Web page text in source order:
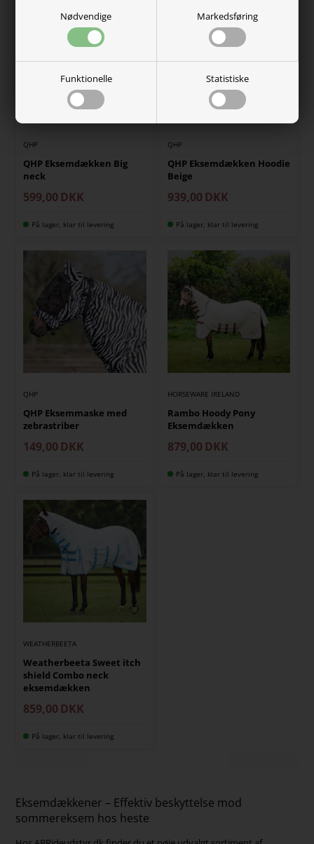
Nødvendige Markedsføring
Funktionelle Statistiske
QHP
QHP Eksemdækken Big
neck
599,00 DKK
På lager, klar til levering
QHP
QHP Eksemdækken Hoodie
Beige
939,00 DKK
På lager, klar til levering
QHP
QHP Eksemmaske med
zebrastriber
149,00 DKK
På lager, klar til levering
HORSEWARE IRELAND
Rambo Hoody Pony
Eksemdækken
879,00 DKK
På lager, klar til levering
WEATHERBEETA
Weatherbeeta Sweet itch
shield Combo neck
eksemdækken
859,00 DKK
På lager, klar til levering
Eksemdækkener – Effektiv beskyttelse mod
sommereksem hos heste